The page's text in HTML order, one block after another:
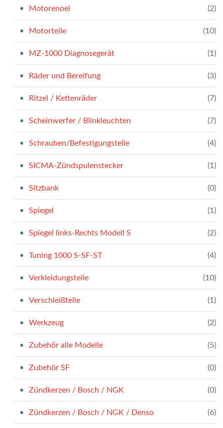
Motorenoel (2)
Motorteile (10)
MZ-1000 Diagnosegerät (1)
Räder und Bereifung (3)
Ritzel / Kettenräder (7)
Scheinwerfer / Blinkleuchten (7)
Schrauben/Befestigungsteile (4)
SICMA-Zündspulenstecker (1)
Sitzbank (0)
Spiegel (1)
Spiegel links-Rechts Modell S (2)
Tuning 1000 S-SF-ST (4)
Verkleidungsteile (10)
Verschleißteile (1)
Werkzeug (2)
Zubehör alle Modelle (5)
Zubehör SF (0)
Zündkerzen / Bosch / NGK (0)
Zündkerzen / Bosch / NGK / Denso (6)